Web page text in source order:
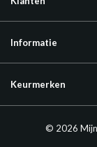
Informatie
Keurmerken
© 2026